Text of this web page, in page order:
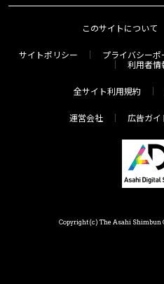
このサイトについて
サイトポリシー プライバシーポ
利用者情
全サイト利用規約
運営会社 広告ガイ
Copyright(c) The Asahi Shimbun